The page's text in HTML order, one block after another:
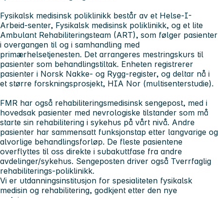
Fysikalsk medisinsk poliklinikk består av et Helse-I-
Arbeid-senter, Fysikalsk medisinsk poliklinikk, og et lite
Ambulant Rehabiliteringsteam (ART), som følger pasienter
i overgangen til og i samhandling med
primærhelsetjenesten. Det arrangeres mestringskurs til
pasienter som behandlingstiltak. Enheten registrerer
pasienter i Norsk Nakke- og Rygg-register, og deltar nå i
et større forskningsprosjekt, HIA Nor (multisenterstudie).
FMR har også rehabiliteringsmedisinsk sengepost, med i
hovedsak pasienter med nevrologiske tilstander som må
starte sin rehabilitering i sykehus på vårt nivå. Andre
pasienter har sammensatt funksjonstap etter langvarige og
alvorlige behandlingsforløp. De fleste pasientene
overflyttes til oss direkte i subakuttfase fra andre
avdelinger/sykehus. Sengeposten driver også Tverrfaglig
rehabiliterings-poliklinikk.
Vi er utdanningsinstitusjon for spesialiteten fysikalsk
medisin og rehabilitering, godkjent etter den nye